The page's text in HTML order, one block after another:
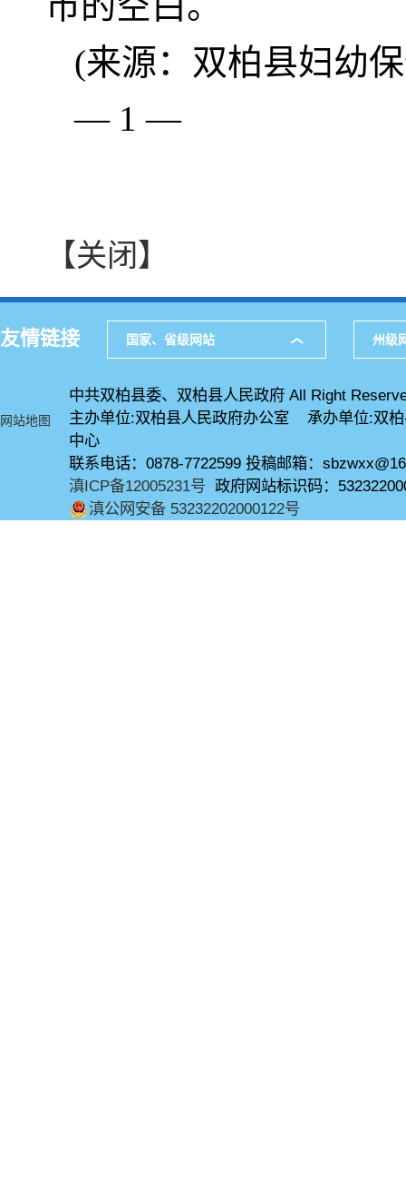
(来源：双柏县妇幼
— 1 —
【关闭】
友情链接 国家、省级网站 州级
网站地图
中共双柏县委、双柏县人民政府 All Right
主办单位:双柏县人民政府办公室 承办单位:双
中心
联系电话：0878-7722599 投稿邮箱：
滇ICP备12005231号 政府网站标识码：
滇公网安备 53232202000122号